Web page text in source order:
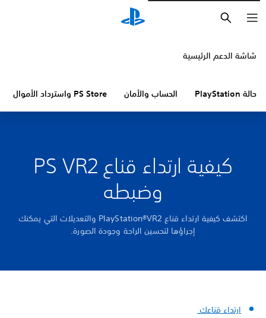
شاشة الدعم الرئيسية
حالة PlayStation الحساب والأمان PS Store واسترداد الأموال
كيفية ارتداء قناع PS VR2
وضبطه
اكتشف كيفية ارتداء قناع PlayStation®VR2 والتعديلات التي يمكنك
إجراؤها لتحسين الراحة وجودة الصورة.
ارتداء قناعك